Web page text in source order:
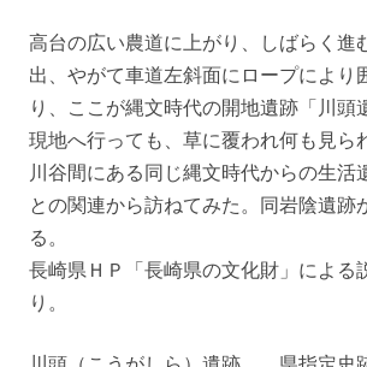
高台の広い農道に上がり、しばらく進
出、やがて車道左斜面にロープにより
り、ここが縄文時代の開地遺跡「川頭
現地へ行っても、草に覆われ何も見ら
川谷間にある同じ縄文時代からの生活
との関連から訪ねてみた。同岩陰遺跡
る。
長崎県ＨＰ「長崎県の文化財」による
り。